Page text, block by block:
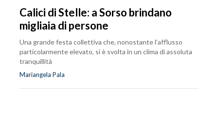
Calici di Stelle: a Sorso brindano
migliaia di persone
Una grande festa collettiva che, nonostante l’afflusso
particolarmente elevato, si è svolta in un clima di assoluta
tranquillità
Mariangela Pala